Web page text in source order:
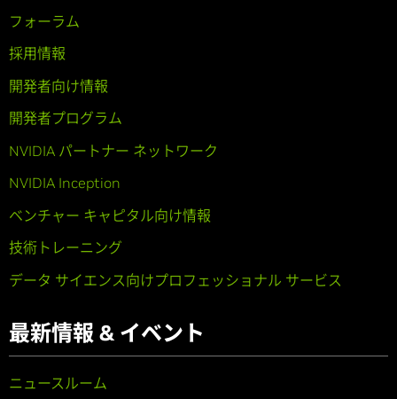
フォーラム
採用情報
開発者向け情報
開発者プログラム
NVIDIA パートナー ネットワーク
NVIDIA Inception
ベンチャー キャピタル向け情報
技術トレーニング
データ サイエンス向けプロフェッショナル サービス
最新情報 & イベント
ニュースルーム